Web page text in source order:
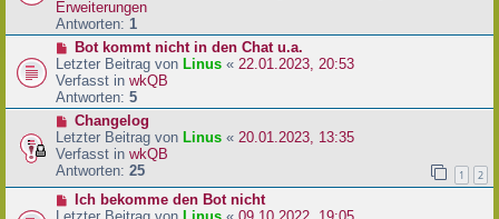
t
r
a
g
e
r
B
e
i
t
r
a
g
Erweiterungen
Antworten: 1
N
e
u
e
r
B
e
i
t
a
Bot kommt nicht in den Chat u.a.
Letzter Beitrag von Linus « 22.01.2023, 20:53
Verfasst in wkQB
Antworten: 5
N
e
u
e
r
B
Changelog
Letzter Beitrag von Linus « 20.01.2023, 13:35
Verfasst in wkQB
Antworten: 25 1 2
N
e
Ich bekomme den Bot nicht